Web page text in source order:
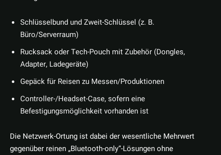
Schlüsselbund und Zweit-Schlüssel (z. B.
Büro/Serverraum)
Rucksack oder Tech-Pouch mit Zubehör (Dongles,
Adapter, Ladegeräte)
Gepäck für Reisen zu Messen/Produktionen
Controller-/Headset-Case, sofern eine
Befestigungsmöglichkeit vorhanden ist
Die Netzwerk-Ortung ist dabei der wesentliche Mehrwert
gegenüber reinen „Bluetooth-only“-Lösungen ohne